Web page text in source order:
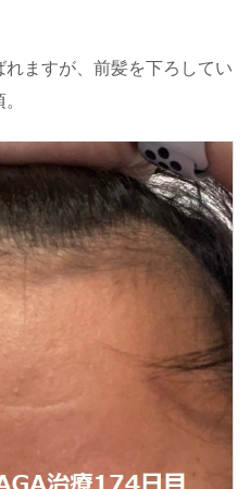
ますが、前髪を下ろしてい